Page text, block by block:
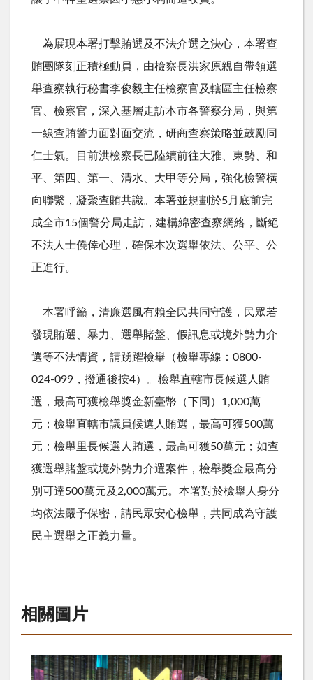
為展現本署打擊賄選及不法介選之決心，本署查
賄團隊刻正積極動員，由檢察長洪家原親自帶領選
舉查察執行秘書李俊毅主任檢察官及轄區主任檢察
官、檢察官，深入基層走訪本市各警察分局，與第
一線查賄警力面對面交流，研商查察策略並鼓勵同
仁士氣。目前洪檢察長已陸續前往大雅、東勢、和
平、第四、第一、清水、大甲等分局，強化檢警橫
向聯繫，凝聚查賄共識。本署並規劃於5月底前完
成全市15個警分局走訪，建構綿密查察網絡，斷絕
不法人士僥倖心理，確保本次選舉依法、公平、公
正進行。
本署呼籲，清廉選風有賴全民共同守護，民眾若
發現賄選、暴力、選舉賭盤、假訊息或境外勢力介
選等不法情資，請踴躍檢舉（檢舉專線： 0800-
024-099 ，撥通後按4）。檢舉直轄市長候選人賄
選，最高可獲檢舉獎金新臺幣（下同） 1,000萬
元；檢舉直轄市議員候選人賄選，最高可獲500萬
元；檢舉里長候選人賄選，最高可獲50萬元；如查
獲選舉賭盤或境外勢力介選案件，檢舉獎金最高分
別可達500萬元及 2,000萬元。本署對於檢舉人身分
均依法嚴予保密，請民眾安心檢舉，共同成為守護
民主選舉之正義力量。
相關圖片